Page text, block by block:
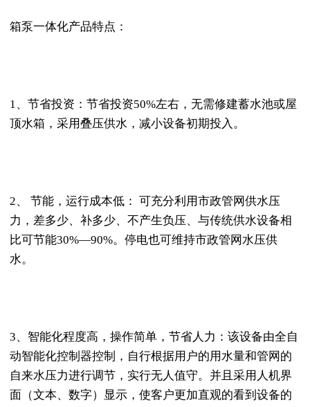
箱泵一体化产品特点：
1、节省投资：节省投资50%左右，无需修建蓄水池或屋
顶水箱，采用叠压供水，减小设备初期投入。
2、 节能，运行成本低： 可充分利用市政管网供水压
力，差多少、补多少、不产生负压、与传统供水设备相
比可节能30%—90%。停电也可维持市政管网水压供
水。
3、智能化程度高，操作简单，节省人力：该设备由全自
动智能化控制器控制，自行根据用户的用水量和管网的
自来水压力进行调节，实行无人值守。并且采用人机界
面（文本、数字）显示，使客户更加直观的看到设备的